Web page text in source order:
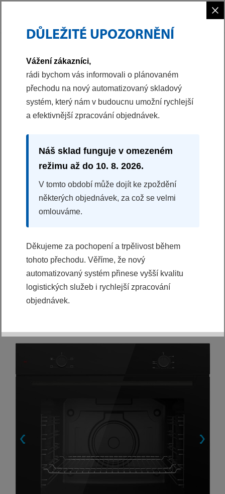
VESTAVNÁ TROUBA
POB 844 B
Energetická třída A
3 programy
Mechanické ovládání
Splátková kalkulačka
4990 Kč
KOUPIT
Ihned k odeslání
×
DŮLEŽITÉ UPOZORNĚNÍ
Vážení zákazníci,
rádi bychom vás informovali o plánovaném
přechodu na nový automatizovaný skladový
systém, který nám v budoucnu umožní rychlejší
a efektivnější zpracování objednávek.
Náš sklad funguje v omezeném
režimu až do 10. 8. 2026.
V tomto období může dojít ke zpoždění
některých objednávek, za což se velmi
omlouváme.
Děkujeme za pochopení a trpělivost během
tohoto přechodu. Věříme, že nový
automatizovaný systém přinese vyšší kvalitu
logistických služeb i rychlejší zpracování
objednávek.